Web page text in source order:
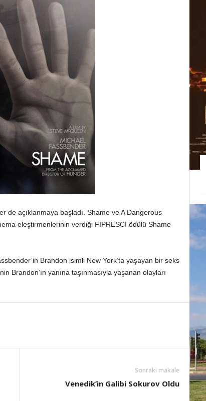
de açıklanmaya başladı. Shame ve A Dangerous
eleştirmenlerinin verdiği FIPRESCI ödülü Shame
Brandon isimli New York’ta yaşayan bir seks
Brandon’ın yanına taşınmasıyla yaşanan olayları
Sonraki makale
Venedik’in Galibi Sokurov Oldu